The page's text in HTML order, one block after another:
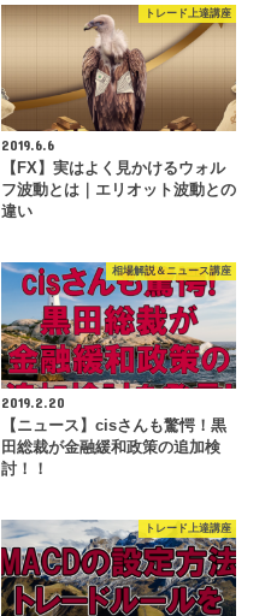
トレード上達講座
2019.6.6
【FX】実はよく見かけるウォル
フ波動とは｜エリオット波動との
違い
相場解説＆ニュース講座
2019.2.20
【ニュース】cisさんも驚愕！黒
田総裁が金融緩和政策の追加検
討！！
トレード上達講座